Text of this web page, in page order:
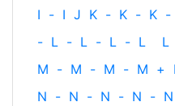
I - I J K - K - K -
- L - L - L - L L
M - M - M - M +
N - N - N - N - N